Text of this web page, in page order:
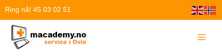
Hopp
innholdet
Ring nå! 45 03 02 51